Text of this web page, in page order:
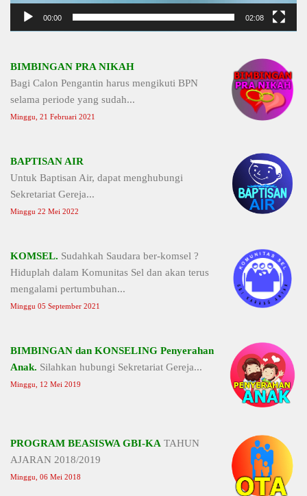
00:00 02:08
BIMBINGAN PRA NIKAH
Bagi Calon Pengantin harus mengikuti BPN
selama periode yang sudah...
Minggu, 21 Februari 2021
BAPTISAN AIR
Untuk Baptisan Air, dapat menghubungi
Sekretariat Gereja...
Minggu 22 Mei 2022
KOMSEL. Sudahkah Saudara ber-komsel ?
Hiduplah dalam Komunitas Sel dan akan terus
mengalami pertumbuhan...
Minggu 05 September 2021
BIMBINGAN dan KONSELING Penyerahan
Anak. Silahkan hubungi Sekretariat Gereja...
Minggu, 12 Mei 2019
PROGRAM BEASISWA GBI-KA TAHUN
AJARAN 2018/2019
Minggu, 06 Mei 2018